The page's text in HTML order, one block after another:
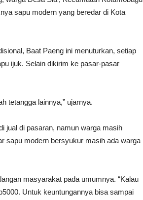
sapu modern yang beredar di Kota
Baat Paeng ini menuturkan, setiap
ijuk. Selain dikirim ke pasar-pasar
tetangga lainnya,” ujarnya.
jual di pasaran, namun warga masih
sapu modern bersyukur masih ada warga
masyarakat pada umumnya. “Kalau
Untuk keuntungannya bisa sampai